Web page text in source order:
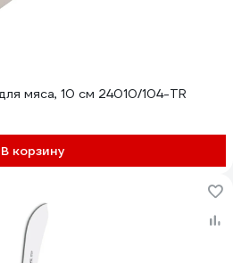
мяса, 10 см 24010/104-TR
В корзину